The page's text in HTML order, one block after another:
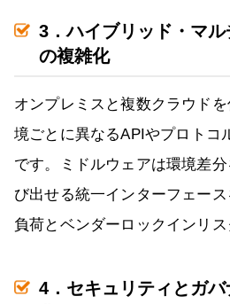
3．ハイブリッド・マ
の複雑化
オンプレミスと複数クラウド
境ごとに異なるAPIやプロトコ
です。ミドルウェアは環境差
び出せる統一インターフェー
負荷とベンダーロックインリス
4．セキュリティとガ